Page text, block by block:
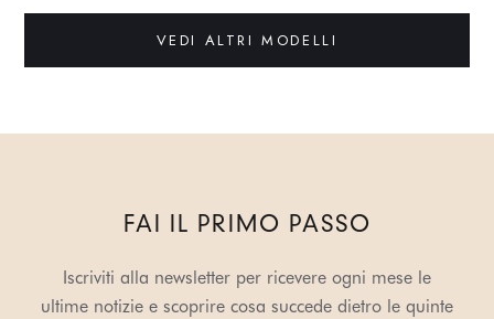
VEDI ALTRI MODELLI
FAI IL PRIMO PASSO
Iscriviti alla newsletter per ricevere ogni mese le
ultime notizie e scoprire cosa succede dietro le quinte